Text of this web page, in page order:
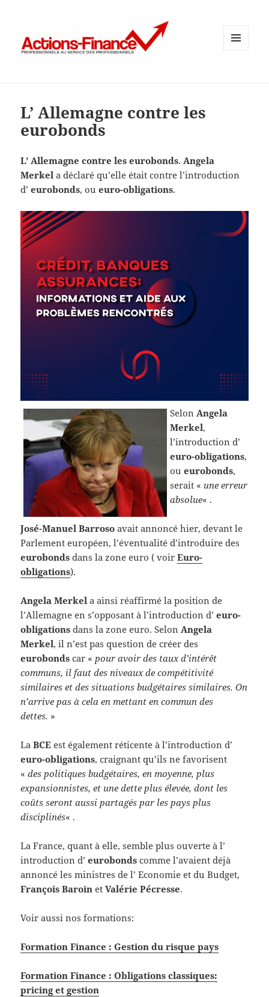
L’ Allemagne contre les
eurobonds
L’ Allemagne contre les eurobonds.Angela
Merkela déclaré qu’elle était contre l’introduction
d’eurobonds, oueuro-obligations.
SelonAngela
Merkel,
l’introduction d’
euro-obligations,
oueurobonds,
serait « une erreur
absolue« .
José-Manuel Barrosoavait annoncé hier, devant le
Parlement européen, l’éventualité d’introduire des
eurobondsdans la zone euro ( voirEuro-
obligations).
Angela Merkela ainsi réaffirmé la position de
l’Allemagne en s’opposant à l’introduction d’ euro-
obligations dans la zone euro. SelonAngela
Merkel, il n’est pas question de créer des
eurobondscar «pour avoir des taux d’intérêt
communs, il faut des niveaux de compétitivité
similaires et des situations budgétaires similaires. On
n’arrive pas à cela en mettant en commun des
dettes. »
LaBCEest également réticente à l’introduction d’
euro-obligations, craignant qu’ils ne favorisent
«des politiques budgétaires, en moyenne, plus
expansionnistes, et une dette plus élevée, dont les
coûts seront aussi partagés par les pays plus
disciplinés« .
La France, quant à elle, semble plus ouverte à l’
introduction d’eurobondscomme l’avaient déjà
annoncé les ministres de l’ Economie et du Budget,
François Baroinet Valérie Pécresse.
Voir aussi nos formations:
Formation Finance : Gestion du risque pays
Formation Finance : Obligations classiques:
pricing et gestion